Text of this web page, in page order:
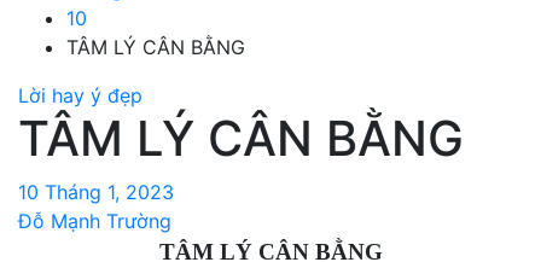
10
TÂM LÝ CÂN BẰNG
Lời hay ý đẹp
TÂM LÝ CÂN BẰNG
10 Tháng 1, 2023
Đỗ Mạnh Trường
TÂM LÝ CÂN BẰNG